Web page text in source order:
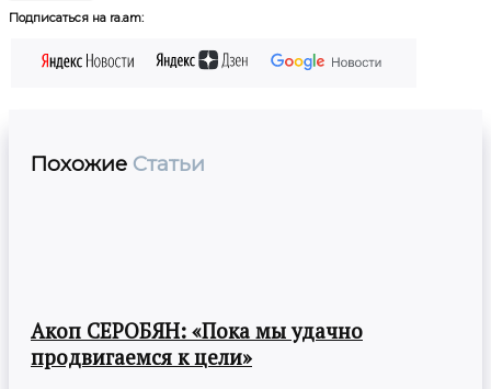
Подписаться на ra.am:
Похожие Статьи
Акоп СЕРОБЯН: «Пока мы удачно
продвигаемся к цели»